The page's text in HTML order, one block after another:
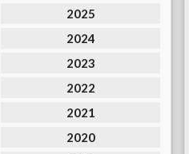
2025
2024
2023
2022
2021
2020